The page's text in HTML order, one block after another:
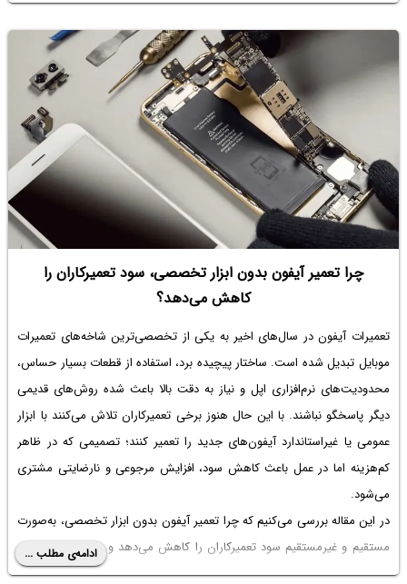
معماری، تاسیساتی و مدیریتی را در بر می‌گیرد که هدف آن ارتقای کیفیت
اقامت، افزایش درآمد و بهبود برند هتل است. در این مسیر، انتخاب یک شرکت
متخصص نقش تعیین‌کننده‌ای دارد. شرکت بلندبارو تهران به‌عنوان یکی از
معتبرترین و باتجربه‌ترین مجموعه‌ها در حوزه بازسازی هتل، بازسازی آپارتمان
و بازسازی خانه، با تیمی حرفه‌ای و اجرای پروژه‌های موفق، انتخابی مطمئن برای
این مسیر محسوب می‌شود.
در ادامه این مقاله، راهنمای کامل صفر تا صد بازسازی هتل، از اهداف و
هزینه‌ها گرفته تا زمان اجرا و شرایط بازسازی در تهران و شمال کشور را
به‌صورت جامع بررسی می‌کنیم.
چرا تعمیر آیفون بدون ابزار تخصصی، سود تعمیرکاران را
کاهش می‌دهد؟
تعمیرات آیفون در سال‌های اخیر به یکی از تخصصی‌ترین شاخه‌های تعمیرات
موبایل تبدیل شده است. ساختار پیچیده برد، استفاده از قطعات بسیار حساس،
محدودیت‌های نرم‌افزاری اپل و نیاز به دقت بالا باعث شده روش‌های قدیمی
دیگر پاسخگو نباشند. با این حال هنوز برخی تعمیرکاران تلاش می‌کنند با ابزار
عمومی یا غیراستاندارد آیفون‌های جدید را تعمیر کنند؛ تصمیمی که در ظاهر
کم‌هزینه اما در عمل باعث کاهش سود، افزایش مرجوعی و نارضایتی مشتری
می‌شود.
در این مقاله بررسی می‌کنیم که چرا تعمیر آیفون بدون ابزار تخصصی، به‌صورت
مستقیم و غیرمستقیم سود تعمیرکاران را کاهش می‌دهد و چرا ابزار تخصصی
دیگر یک انتخاب لوکس نیست، بلکه یک ضرورت حرفه‌ای است.
ادامه‌ی مطلب ...